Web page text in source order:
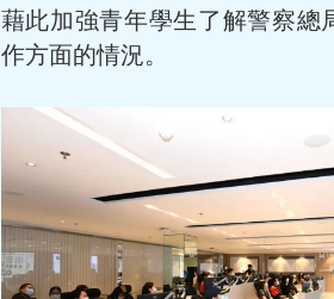
藉此加強青年學生了解警察總
作方面的情況。